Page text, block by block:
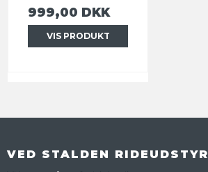
999,00 DKK
VIS PRODUKT
VED STALDEN RIDEUDSTYR